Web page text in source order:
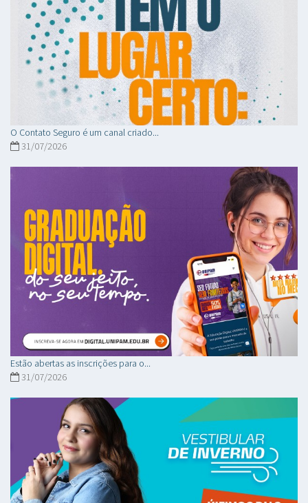
O Contato Seguro é um canal criado...
31/07/2026
Estão abertas as inscrições para o...
31/07/2026